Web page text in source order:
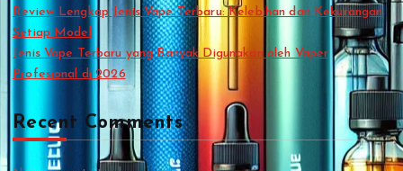
Review Lengkap Jenis Vape Terbaru: Kelebihan dan Kekurangan
Setiap Model
Jenis Vape Terbaru yang Banyak Digunakan oleh Vaper
Profesional di 2026
Recent Comments